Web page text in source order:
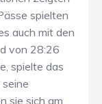
spielten
auch mit den
von 28:26
spielte das
sie sich am